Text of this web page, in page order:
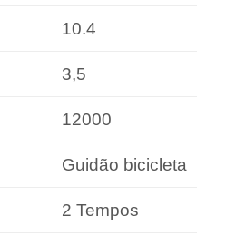
10.4
3,5
12000
Guidão bicicleta
2 Tempos